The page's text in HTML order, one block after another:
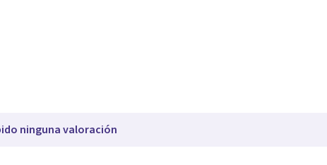
ninguna valoración